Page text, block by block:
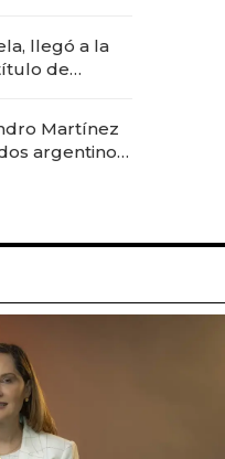
llegó a la
de
Martínez
argentinos